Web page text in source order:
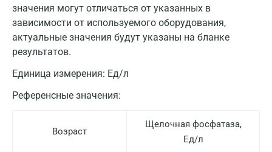
значения могут отличаться от указанных в
зависимости от используемого оборудования,
актуальные значения будут указаны на бланке
результатов.
Единица измерения: Ед/л
Референсные значения:
Возраст
Щелочная фосфатаза,
Ед/л